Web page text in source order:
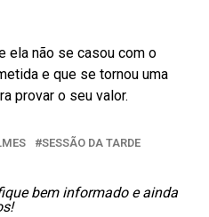
ela não se casou com o
e que se tornou uma
provar o seu valor.
SESSÃO DA TARDE
bem informado e ainda